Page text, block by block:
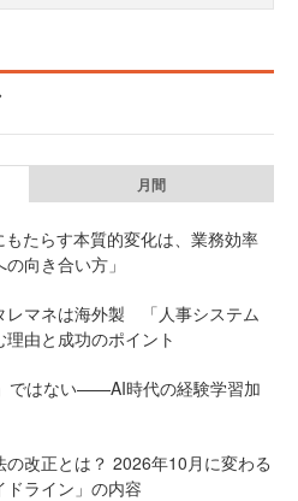
月間
たらす本質的変化は、業務効率
向き合い方」
レマネは海外製 「人事システム
由と成功のポイント
ではない——AI時代の経験学習加
改正とは？ 2026年10月に変わる
ドライン」の内容